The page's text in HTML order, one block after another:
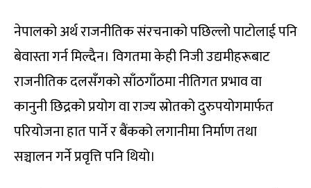
नेपालको अर्थ राजनीतिक संरचनाको पछिल्लो पाटोलाई पनि
बेवास्ता गर्न मिल्दैन। विगतमा केही निजी उद्यमीहरूबाट
राजनीतिक दलसँगको साँठगाँठमा नीतिगत प्रभाव वा
कानुनी छिद्रको प्रयोग वा राज्य स्रोतको दुरुपयोगमार्फत
परियोजना हात पार्ने र बैंकको लगानीमा निर्माण तथा
सञ्चालन गर्ने प्रवृत्ति पनि थियो।